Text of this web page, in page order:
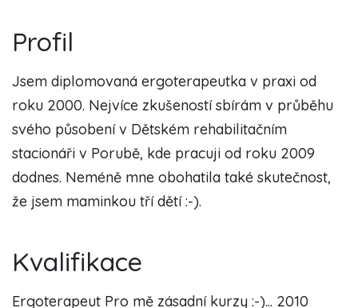
Profil
Jsem diplomovaná ergoterapeutka v praxi od
roku 2000. Nejvíce zkušeností sbírám v průběhu
svého působení v Dětském rehabilitačním
stacionáři v Porubě, kde pracuji od roku 2009
dodnes. Neméně mne obohatila také skutečnost,
že jsem maminkou tří dětí :-).
Kvalifikace
Ergoterapeut Pro mě zásadní kurzy :-)... 2010